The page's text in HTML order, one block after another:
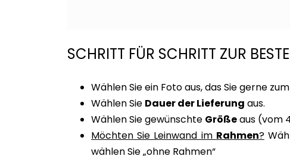
SCHRITT FÜR SCHRITT ZUR
Wählen Sie ein Foto aus, das Sie gerne
Wählen Sie Dauer der Lieferung aus.
Wählen Sie gewünschte Größeaus (vom
Möchten Sie Leinwand im Rahmen?
wählen Sie „ohne Rahmen“